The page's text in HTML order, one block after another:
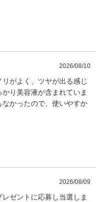
2026/08/10
がよく、ツヤが出る感じ
り美容液が含まれていま
かったので、使いやすか
2026/08/09
ゼントに応募し当選しま